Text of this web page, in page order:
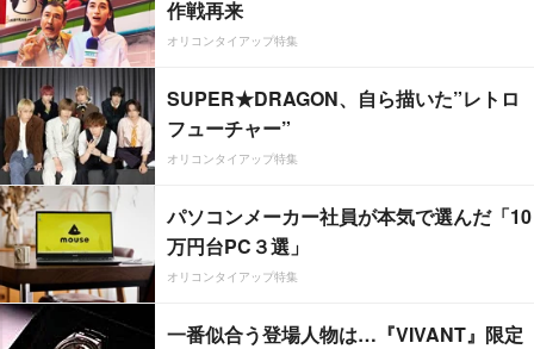
作戦再来
オリコンタイアップ特集
SUPER★DRAGON、自ら描いた”レトロ
フューチャー”
オリコンタイアップ特集
パソコンメーカー社員が本気で選んだ「10
万円台PC３選」
オリコンタイアップ特集
一番似合う登場人物は…『VIVANT』限定